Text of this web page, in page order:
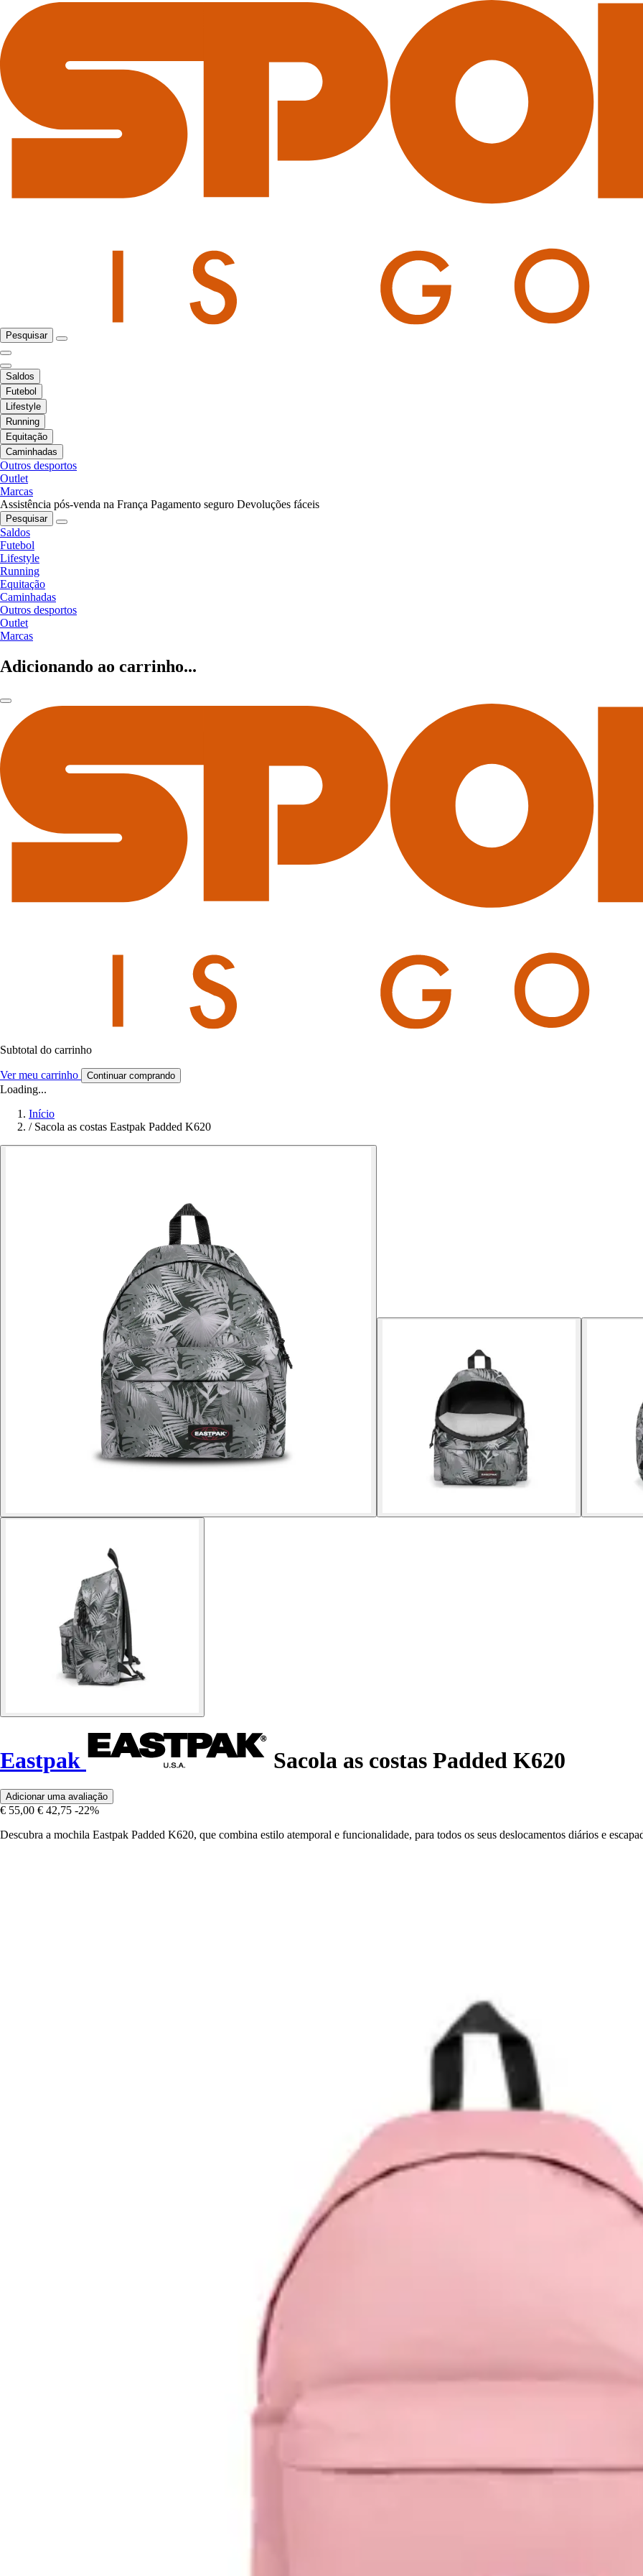
Pesquisar
Saldos
Futebol
Lifestyle
Running
Equitação
Caminhadas
Outros desportos
Outlet
Marcas
Assistência pós-venda na França Pagamento seguro Devoluções fáceis
Pesquisar
Saldos
Futebol
Lifestyle
Running
Equitação
Caminhadas
Outros desportos
Outlet
Marcas
Adicionando ao carrinho...
Subtotal do carrinho
Ver meu carrinho Continuar comprando
Loading...
Início
/ Sacola as costas Eastpak Padded K620
Eastpak Sacola as costas Padded K620
Adicionar uma avaliação
€ 55,00 € 42,75 -22%
Descubra a mochila Eastpak Padded K620, que combina estilo atemporal e funcionalidade, para todos os seus deslocamentos diários e